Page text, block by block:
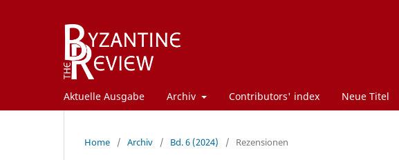
Aktuelle Ausgabe Archiv Contributors' index Neue Titel
Home / Archiv / Bd. 6 (2024) / Rezensionen